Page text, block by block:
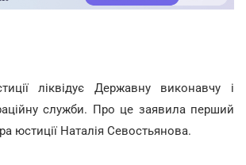
ліквідує Державну виконавчу і
служби. Про це заявила перший
юстиції Наталія Севостьянова.